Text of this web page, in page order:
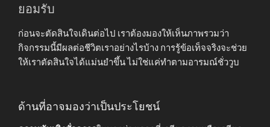
ยอมรับ
ก่อนจะตัดสินใจเดินต่อไป เราต้องมองให้เห็นภาพรวมว่า
กิจกรรมนี้มีผลต่อชีวิตเราอย่างไรบ้าง การรู้ข้อเท็จจริงจะช่วย
ให้เราตัดสินใจได้แม่นยำขึ้น ไม่ใช่แค่ทำตามอารมณ์ชั่ววูบ
ด้านที่อาจมองว่าเป็นประโยชน์